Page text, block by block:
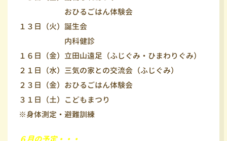
おひるごはん体験会
１３日（火）誕生会
内科健診
１６日（金）立田山遠足（ふじぐみ・ひまわりぐみ）
２１日（水）三気の家との交流会（ふじぐみ）
２３日（金）おひるごはん体験会
３１日（土）こどもまつり
※身体測定・避難訓練